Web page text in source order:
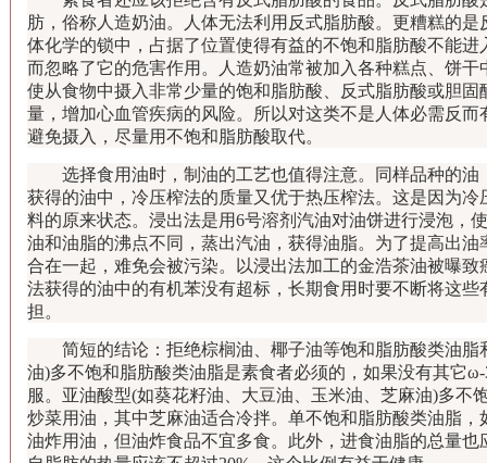
肪，俗称人造奶油。人体无法利用反式脂肪酸。更糟糕的
体化学的锁中，占据了位置使得有益的不饱和脂肪酸不能
而忽略了它的危害作用。人造奶油常被加入各种糕点、饼
使从食物中摄入非常少量的饱和脂肪酸、反式脂肪酸或胆固
量，增加心血管疾病的风险。所以对这类不是人体必需反
避免摄入，尽量用不饱和脂肪酸取代。
选择食用油时，制油的工艺也值得注意。同样品种的油
获得的油中，冷压榨法的质量又优于热压榨法。这是因为
料的原来状态。浸出法是用6号溶剂汽油对油饼进行浸泡，
油和油脂的沸点不同，蒸出汽油，获得油脂。为了提高出
合在一起，难免会被污染。以浸出法加工的金浩茶油被曝
法获得的油中的有机苯没有超标，长期食用时要不断将这
担。
简短的结论：拒绝棕榈油、椰子油等饱和脂肪酸类油脂
油)多不饱和脂肪酸类油脂是素食者必须的，如果没有其它
服。亚油酸型(如葵花籽油、大豆油、玉米油、芝麻油)多不
炒菜用油，其中芝麻油适合冷拌。单不饱和脂肪酸类油脂
油炸用油，但油炸食品不宜多食。此外，进食油脂的总量